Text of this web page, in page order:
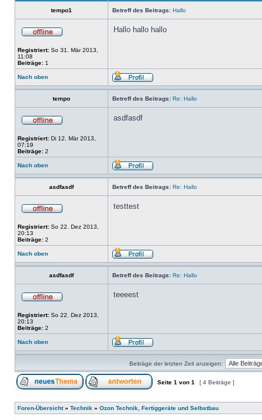
tempo1 Betreff des Beitrags: Hallo
Registriert: So 31. Mär 2013,
11:08
Beiträge: 1
Hallo hallo hallo
Nach oben
tempo Betreff des Beitrags: Re: Hallo
Registriert: Di 12. Mär 2013,
07:19
Beiträge: 2
asdfasdf
Nach oben
asdfasdf Betreff des Beitrags: Re: Hallo
Registriert: So 22. Dez 2013,
20:13
Beiträge: 2
testtest
Nach oben
asdfasdf Betreff des Beitrags: Re: Hallo
Registriert: So 22. Dez 2013,
20:13
Beiträge: 2
teeeest
Nach oben
Beiträge der letzten Zeit anzeigen:
Seite 1 von 1 [ 4 Beiträge ]
Foren-Übersicht» Technik » Ozon Technik, Fertiggeräte und Selbstbau